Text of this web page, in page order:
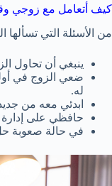
كيف أتعامل مع زوجي
من الأسئلة التي
ينبغي أن تحاول
ضعي الزوج في
له.
ابدئي معه من
حافظي على إدارة
في حالة صعوبة